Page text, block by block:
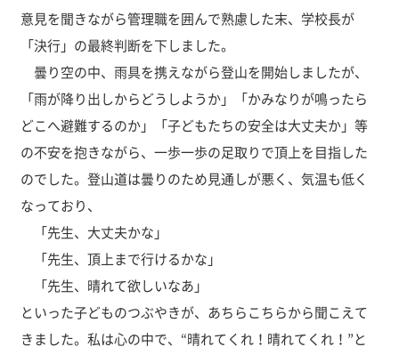
意見を聞きながら管理職を囲んで熟慮した末、学校長が
「決行」の最終判断を下しました。
曇り空の中、雨具を携えながら登山を開始しましたが、
「雨が降り出しからどうしようか」「かみなりが鳴ったら
どこへ避難するのか」「子どもたちの安全は大丈夫か」等
の不安を抱きながら、一歩一歩の足取りで頂上を目指した
のでした。登山道は曇りのため見通しが悪く、気温も低く
なっており、
「先生、大丈夫かな」
「先生、頂上まで行けるかな」
「先生、晴れて欲しいなあ」
といった子どものつぶやきが、あちらこちらから聞こえて
きました。私は心の中で、“晴れてくれ！晴れてくれ！”と